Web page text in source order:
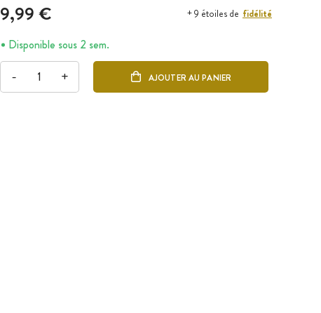
9,99 € + 9 étoiles de fidélité
Disponible sous 2 sem.
- + AJOUTER AU PANIER